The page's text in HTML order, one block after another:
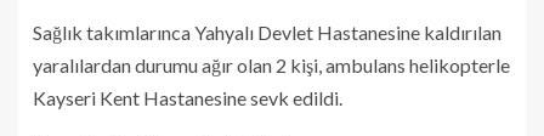
Sağlık takımlarınca Yahyalı Devlet Hastanesine kaldırılan
yaralılardan durumu ağır olan 2 kişi, ambulans helikopterle
Kayseri Kent Hastanesine sevk edildi.